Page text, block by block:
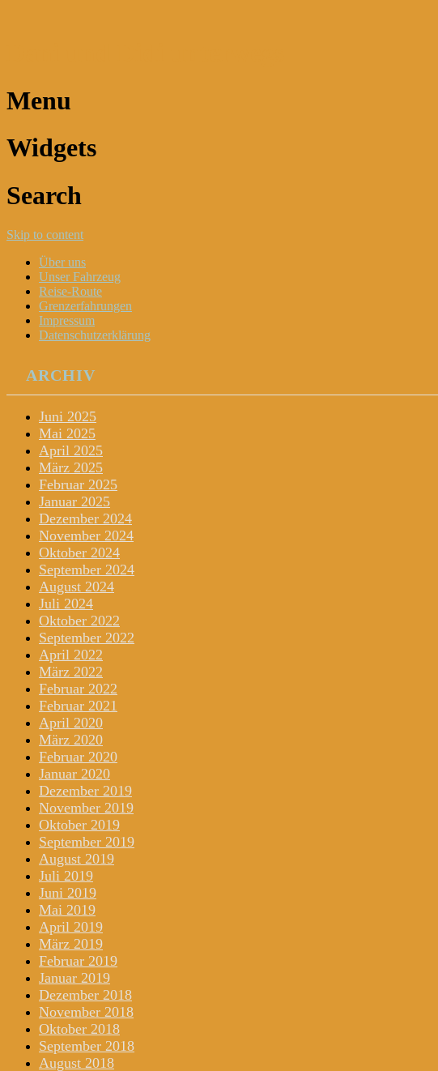
Menu
Widgets
Search
Skip to content
Über uns
Unser Fahrzeug
Reise-Route
Grenzerfahrungen
Impressum
Datenschutzerklärung
ARCHIV
Juni 2025
Mai 2025
April 2025
März 2025
Februar 2025
Januar 2025
Dezember 2024
November 2024
Oktober 2024
September 2024
August 2024
Juli 2024
Oktober 2022
September 2022
April 2022
März 2022
Februar 2022
Februar 2021
April 2020
März 2020
Februar 2020
Januar 2020
Dezember 2019
November 2019
Oktober 2019
September 2019
August 2019
Juli 2019
Juni 2019
Mai 2019
April 2019
März 2019
Februar 2019
Januar 2019
Dezember 2018
November 2018
Oktober 2018
September 2018
August 2018